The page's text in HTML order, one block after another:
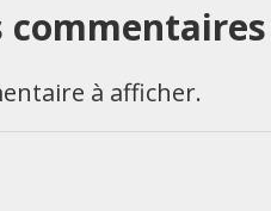
commentaires
à afficher.